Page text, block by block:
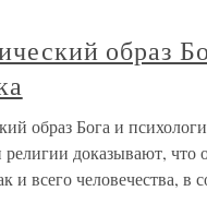
образ
образ Бога и
доказывают, что
и всего человечества, в